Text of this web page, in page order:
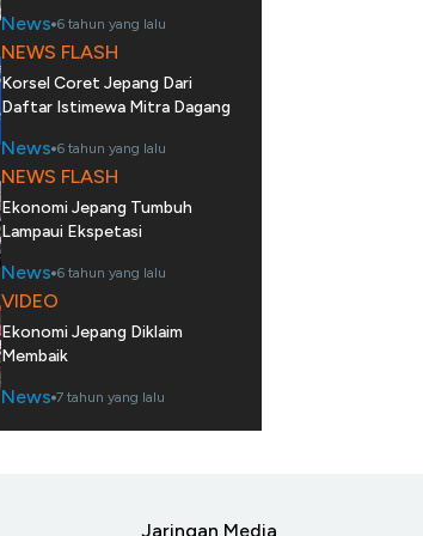
News 6 tahun yang lalu
NEWS FLASH
Korsel Coret Jepang Dari
Daftar Istimewa Mitra Dagang
News 6 tahun yang lalu
NEWS FLASH
Ekonomi Jepang Tumbuh
Lampaui Ekspetasi
News 6 tahun yang lalu
VIDEO
Ekonomi Jepang Diklaim
Membaik
News 7 tahun yang lalu
Jaringan Media